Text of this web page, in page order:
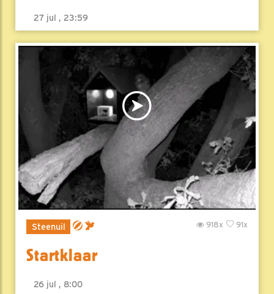
27 jul , 23:59
Steenuil 91x
918x
Startklaar
26 jul , 8:00